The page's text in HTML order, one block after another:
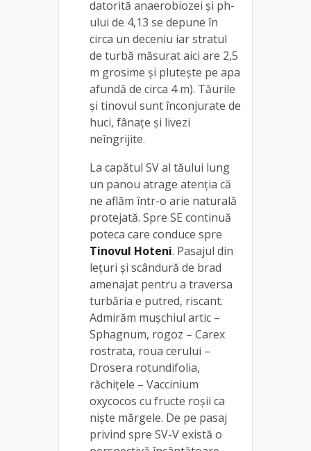
datorită anaerobiozei şi ph-
ului de 4,13 se depune în
circa un deceniu iar stratul
de turbă măsurat aici are 2,5
m grosime şi pluteşte pe apa
afundă de circa 4 m). Tăurile
şi tinovul sunt înconjurate de
huci, fânaţe şi livezi
neîngrijite.
La capătul SV al tăului lung
un panou atrage atenţia că
ne aflăm într-o arie naturală
protejată. Spre SE continuă
poteca care conduce spre
Tinovul Hoteni. Pasajul din
leţuri şi scândură de brad
amenajat pentru a traversa
turbăria e putred, riscant.
Admirăm muşchiul artic –
Sphagnum, rogoz – Carex
rostrata, roua cerului –
Drosera rotundifolia,
răchiţele – Vaccinium
oxycocos cu fructe roşii ca
nişte mărgele. De pe pasaj
privind spre SV-V există o